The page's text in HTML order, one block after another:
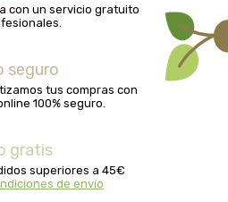
con un servicio gratuito
seguro
tus compras con
100% seguro.
gratis
superiores a 45€
de envío